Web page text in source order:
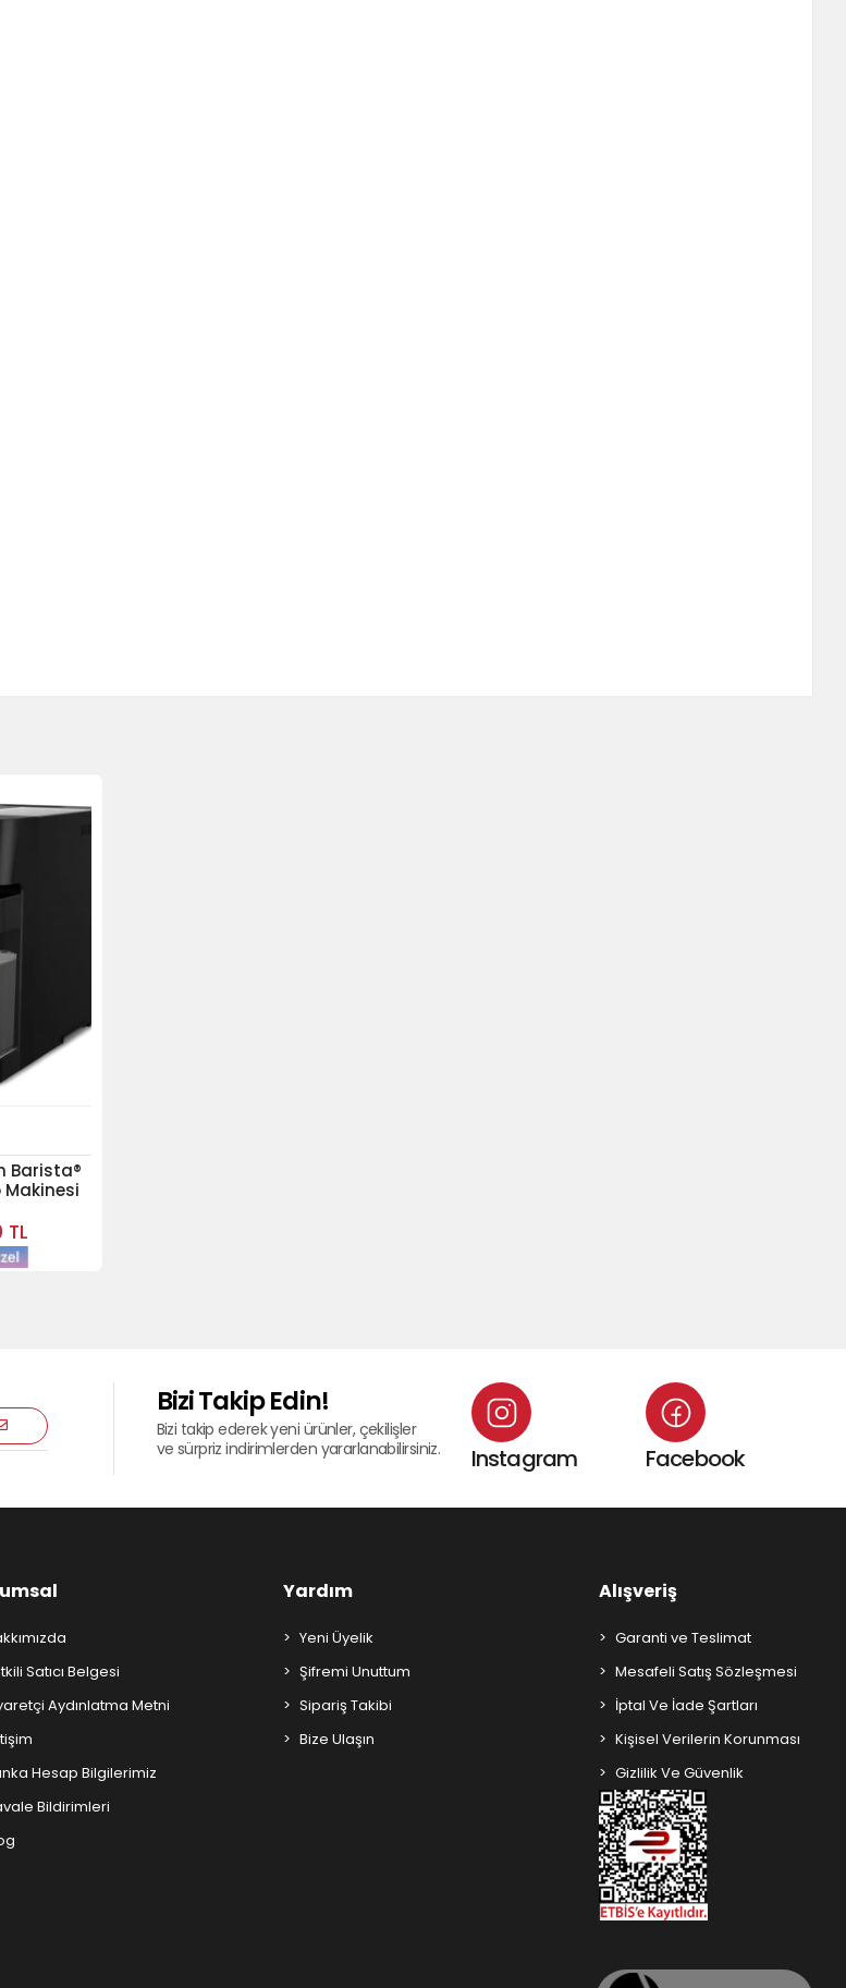
Barista®
Bizi Takip Edin!
Bizi takip ederek yeni ürünler, çekilişler
ve sürpriz indirimlerden yararlanabilirsiniz.
Instagram Facebook
Satıcı Belgesi
Aydınlatma Metni
Hesap Bilgilerimiz
Bildirimleri
Yardım
Yeni Üyelik
Şifremi Unuttum
Sipariş Takibi
Bize Ulaşın
Alışveriş
Garanti ve Teslimat
Mesafeli Satış Sözleşmesi
İptal Ve İade Şartları
Kişisel Verilerin Korunması
Gizlilik Ve Güvenlik